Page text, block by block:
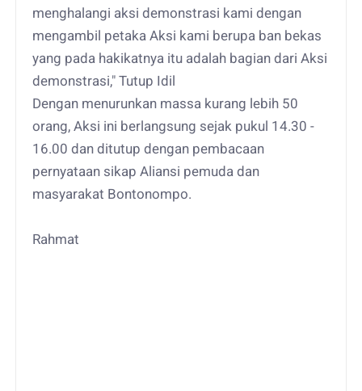
menghalangi aksi demonstrasi kami dengan
mengambil petaka Aksi kami berupa ban bekas
yang pada hakikatnya itu adalah bagian dari Aksi
demonstrasi," Tutup Idil
Dengan menurunkan massa kurang lebih 50
orang, Aksi ini berlangsung sejak pukul 14.30 -
16.00 dan ditutup dengan pembacaan
pernyataan sikap Aliansi pemuda dan
masyarakat Bontonompo.
Rahmat